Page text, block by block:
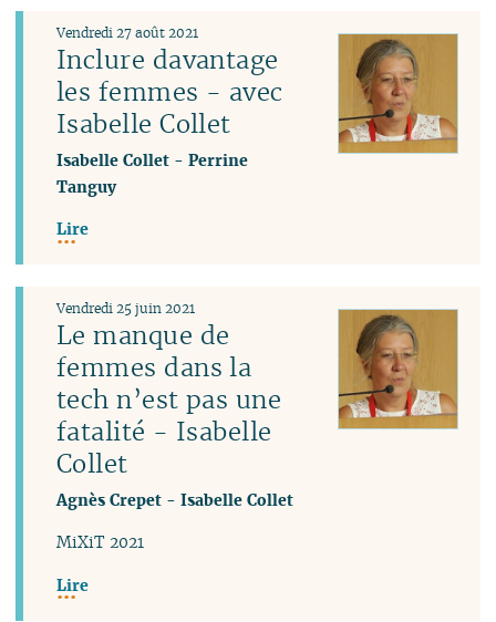
Inclure davantage
les femmes - avec
Isabelle Collet
Vendredi 27 août 2021
Isabelle Collet -Perrine
Tanguy
Lire
Le manque de
femmes dans la
tech n’est pas une
fatalité - Isabelle
Collet
Vendredi 25 juin 2021
Agnès Crepet -Isabelle Collet
MiXiT 2021
Lire